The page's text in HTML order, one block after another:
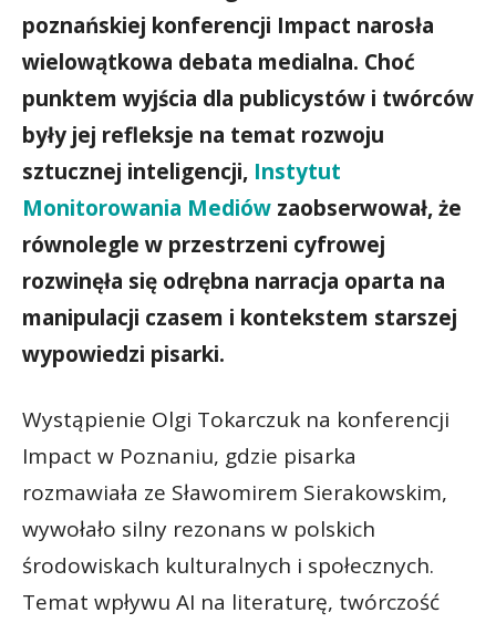
poznańskiej konferencji Impact narosła
wielowątkowa debata medialna. Choć
punktem wyjścia dla publicystów i twórców
były jej refleksje na temat rozwoju
sztucznej inteligencji, Instytut
Monitorowania Mediów zaobserwował, że
równolegle w przestrzeni cyfrowej
rozwinęła się odrębna narracja oparta na
manipulacji czasem i kontekstem starszej
wypowiedzi pisarki.
Wystąpienie Olgi Tokarczuk na konferencji
Impact w Poznaniu, gdzie pisarka
rozmawiała ze Sławomirem Sierakowskim,
wywołało silny rezonans w polskich
środowiskach kulturalnych i społecznych.
Temat wpływu AI na literaturę, twórczość